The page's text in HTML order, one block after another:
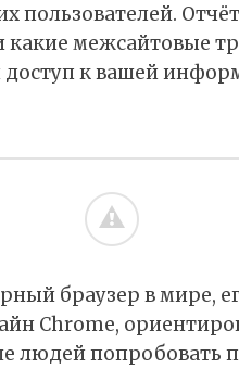
пользователей.
какие межсайтовые
доступ к вашей
браузер в мире,
Chrome,
людей попробовать